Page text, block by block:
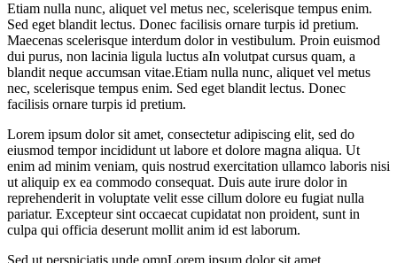
Etiam nulla nunc, aliquet vel metus nec, scelerisque tempus enim.
Sed eget blandit lectus. Donec facilisis ornare turpis id pretium.
Maecenas scelerisque interdum dolor in vestibulum. Proin euismod
dui purus, non lacinia ligula luctus aIn volutpat cursus quam, a
blandit neque accumsan vitae.Etiam nulla nunc, aliquet vel metus
nec, scelerisque tempus enim. Sed eget blandit lectus. Donec
facilisis ornare turpis id pretium.
Lorem ipsum dolor sit amet, consectetur adipiscing elit, sed do
eiusmod tempor incididunt ut labore et dolore magna aliqua. Ut
enim ad minim veniam, quis nostrud exercitation ullamco laboris nisi
ut aliquip ex ea commodo consequat. Duis aute irure dolor in
reprehenderit in voluptate velit esse cillum dolore eu fugiat nulla
pariatur. Excepteur sint occaecat cupidatat non proident, sunt in
culpa qui officia deserunt mollit anim id est laborum.